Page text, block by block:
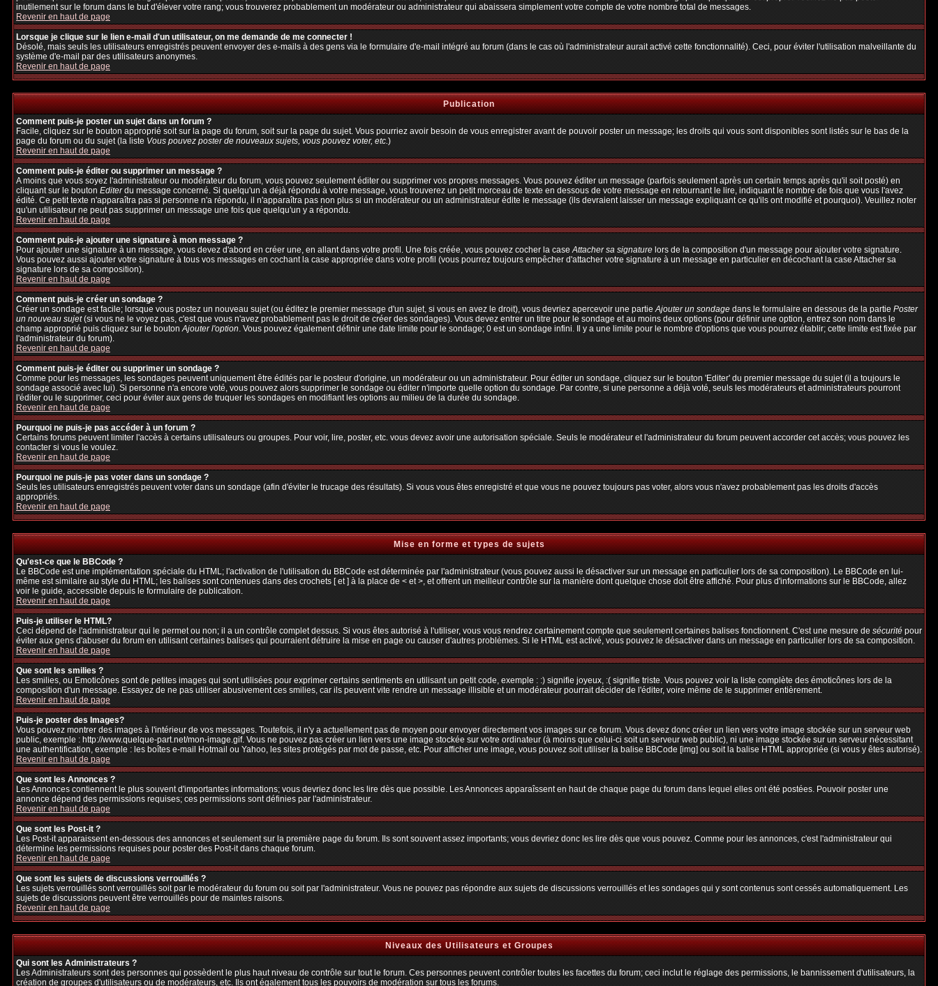
inutilement sur le forum dans le but d'élever votre rang; vous trouverez probablement un modérateur ou administrateur qui abaissera simplement votre compte de votre nombre total de messages.
Revenir en haut de page
Lorsque je clique sur le lien e-mail d'un utilisateur, on me demande de me connecter !
Désolé, mais seuls les utilisateurs enregistrés peuvent envoyer des e-mails à des gens via le formulaire d'e-mail intégré au forum (dans le cas où l'administrateur aurait activé cette fonctionnalité). Ceci, pour éviter l'utilisation malveillante du
système d'e-mail par des utilisateurs anonymes.
Revenir en haut de page
Publication
Comment puis-je poster un sujet dans un forum ?
Facile, cliquez sur le bouton approprié soit sur la page du forum, soit sur la page du sujet. Vous pourriez avoir besoin de vous enregistrer avant de pouvoir poster un message; les droits qui vous sont disponibles sont listés sur le bas de la
page du forum ou du sujet (la listeVous pouvez poster de nouveaux sujets, vous pouvez voter, etc.)
Revenir en haut de page
Comment puis-je éditer ou supprimer un message ?
A moins que vous soyez l'administrateur ou modérateur du forum, vous pouvez seulement éditer ou supprimer vos propres messages. Vous pouvez éditer un message (parfois seulement après un certain temps après qu'il soit posté) en
cliquant sur le boutonEditerdu message concerné. Si quelqu'un a déjà répondu à votre message, vous trouverez un petit morceau de texte en dessous de votre message en retournant le lire, indiquant le nombre de fois que vous l'avez
édité. Ce petit texte n'apparaîtra pas si personne n'a répondu, il n'apparaîtra pas non plus si un modérateur ou un administrateur édite le message (ils devraient laisser un message expliquant ce qu'ils ont modifié et pourquoi). Veuillez noter
qu'un utilisateur ne peut pas supprimer un message une fois que quelqu'un y a répondu.
Revenir en haut de page
Comment puis-je ajouter une signature à mon message ?
Pour ajouter une signature à un message, vous devez d'abord en créer une, en allant dans votre profil. Une fois créée, vous pouvez cocher la caseAttacher sa signaturelors de la composition d'un message pour ajouter votre signature.
Vous pouvez aussi ajouter votre signature à tous vos messages en cochant la case appropriée dans votre profil (vous pourrez toujours empêcher d'attacher votre signature à un message en particulier en décochant la case Attacher sa
signature lors de sa composition).
Revenir en haut de page
Comment puis-je créer un sondage ?
Créer un sondage est facile; lorsque vous postez un nouveau sujet (ou éditez le premier message d'un sujet, si vous en avez le droit), vous devriez apercevoir une partieAjouter un sondagedans le formulaire en dessous de la partiePoster
un nouveau sujet(si vous ne le voyez pas, c'est que vous n'avez probablement pas le droit de créer des sondages). Vous devez entrer un titre pour le sondage et au moins deux options (pour définir une option, entrez son nom dans le
champ approprié puis cliquez sur le boutonAjouter l'option. Vous pouvez également définir une date limite pour le sondage; 0 est un sondage infini. Il y a une limite pour le nombre d'options que vous pourrez établir; cette limite est fixée par
l'administrateur du forum).
Revenir en haut de page
Comment puis-je éditer ou supprimer un sondage ?
Comme pour les messages, les sondages peuvent uniquement être édités par le posteur d'origine, un modérateur ou un administrateur. Pour éditer un sondage, cliquez sur le bouton 'Editer' du premier message du sujet (il a toujours le
sondage associé avec lui). Si personne n'a encore voté, vous pouvez alors supprimer le sondage ou éditer n'importe quelle option du sondage. Par contre, si une personne a déjà voté, seuls les modérateurs et administrateurs pourront
l'éditer ou le supprimer, ceci pour éviter aux gens de truquer les sondages en modifiant les options au milieu de la durée du sondage.
Revenir en haut de page
Pourquoi ne puis-je pas accéder à un forum ?
Certains forums peuvent limiter l'accès à certains utilisateurs ou groupes. Pour voir, lire, poster, etc. vous devez avoir une autorisation spéciale. Seuls le modérateur et l'administrateur du forum peuvent accorder cet accès; vous pouvez les
contacter si vous le voulez.
Revenir en haut de page
Pourquoi ne puis-je pas voter dans un sondage ?
Seuls les utilisateurs enregistrés peuvent voter dans un sondage (afin d'éviter le trucage des résultats). Si vous vous êtes enregistré et que vous ne pouvez toujours pas voter, alors vous n'avez probablement pas les droits d'accès
appropriés.
Revenir en haut de page
Mise en forme et types de sujets
Qu'est-ce que le BBCode ?
Le BBCode est une implémentation spéciale du HTML; l'activation de l'utilisation du BBCode est déterminée par l'administrateur (vous pouvez aussi le désactiver sur un message en particulier lors de sa composition). Le BBCode en lui-
même est similaire au style du HTML; les balises sont contenues dans des crochets [ et ] à la place de < et >, et offrent un meilleur contrôle sur la manière dont quelque chose doit être affiché. Pour plus d'informations sur le BBCode, allez
voir le guide, accessible depuis le formulaire de publication.
Revenir en haut de page
Puis-je utiliser le HTML?
Ceci dépend de l'administrateur qui le permet ou non; il a un contrôle complet dessus. Si vous êtes autorisé à l'utiliser, vous vous rendrez certainement compte que seulement certaines balises fonctionnent. C'est une mesure desécuritépour
éviter aux gens d'abuser du forum en utilisant certaines balises qui pourraient détruire la mise en page ou causer d'autres problèmes. Si le HTML est activé, vous pouvez le désactiver dans un message en particulier lors de sa composition.
Revenir en haut de page
Que sont les smilies ?
Les smilies, ou Emoticônes sont de petites images qui sont utilisées pour exprimer certains sentiments en utilisant un petit code, exemple : :) signifie joyeux, :( signifie triste. Vous pouvez voir la liste complète des émoticônes lors de la
composition d'un message. Essayez de ne pas utiliser abusivement ces smilies, car ils peuvent vite rendre un message illisible et un modérateur pourrait décider de l'éditer, voire même de le supprimer entièrement.
Revenir en haut de page
Puis-je poster des Images?
Vous pouvez montrer des images à l'intérieur de vos messages. Toutefois, il n'y a actuellement pas de moyen pour envoyer directement vos images sur ce forum. Vous devez donc créer un lien vers votre image stockée sur un serveur web
public, exemple : http://www.quelque-part.net/mon-image.gif. Vous ne pouvez pas créer un lien vers une image stockée sur votre ordinateur (à moins que celui-ci soit un serveur web public), ni une image stockée sur un serveur nécessitant
une authentification, exemple : les boîtes e-mail Hotmail ou Yahoo, les sites protégés par mot de passe, etc. Pour afficher une image, vous pouvez soit utiliser la balise BBCode [img] ou soit la balise HTML appropriée (si vous y êtes autorisé).
Revenir en haut de page
Que sont les Annonces ?
Les Annonces contiennent le plus souvent d'importantes informations; vous devriez donc les lire dès que possible. Les Annonces apparaîssent en haut de chaque page du forum dans lequel elles ont été postées. Pouvoir poster une
annonce dépend des permissions requises; ces permissions sont définies par l'administrateur.
Revenir en haut de page
Que sont les Post-it ?
Les Post-it apparaissent en-dessous des annonces et seulement sur la première page du forum. Ils sont souvent assez importants; vous devriez donc les lire dès que vous pouvez. Comme pour les annonces, c'est l'administrateur qui
détermine les permissions requises pour poster des Post-it dans chaque forum.
Revenir en haut de page
Que sont les sujets de discussions verrouillés ?
Les sujets verrouillés sont verrouillés soit par le modérateur du forum ou soit par l'administrateur. Vous ne pouvez pas répondre aux sujets de discussions verrouillés et les sondages qui y sont contenus sont cessés automatiquement. Les
sujets de discussions peuvent être verrouillés pour de maintes raisons.
Revenir en haut de page
Niveaux des Utilisateurs et Groupes
Qui sont les Administrateurs ?
Les Administrateurs sont des personnes qui possèdent le plus haut niveau de contrôle sur tout le forum. Ces personnes peuvent contrôler toutes les facettes du forum; ceci inclut le réglage des permissions, le bannissement d'utilisateurs, la
création de groupes d'utilisateurs ou de modérateurs, etc. Ils ont également tous les pouvoirs de modération sur tous les forums.